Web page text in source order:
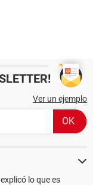
Ver un ejemplo
lo que es